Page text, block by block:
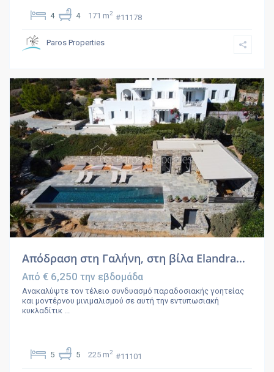
4 4 171 m2 #11178
Paros Properties
Απόδραση στη Γαλήνη, στη βίλα Elandra…
Από € 6,250την εβδομάδα
Ανακαλύψτε τον τέλειο συνδυασμό παραδοσιακής γοητείας
και μοντέρνου μινιμαλισμού σε αυτή την εντυπωσιακή
κυκλαδίτικ
5 5 225 m2 #11101